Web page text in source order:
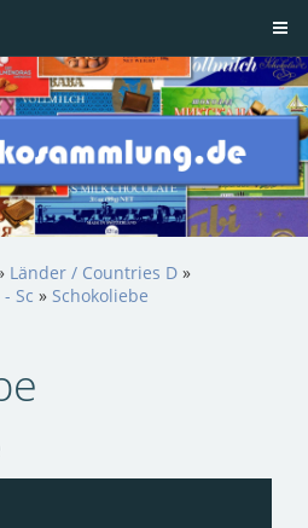
Länder / Countries D »
Sc » Schokoliebe